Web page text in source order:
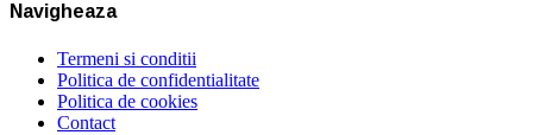
Navigheaza
Termeni si conditii
Politica de confidentialitate
Politica de cookies
Contact